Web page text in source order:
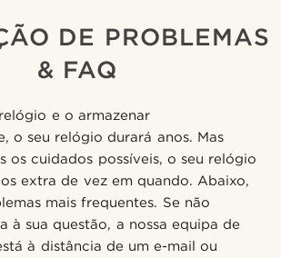
DE PROBLEMAS
& FAQ
e o armazenar
o seu relógio durará anos. Mas
os cuidados possíveis, o seu relógio
extra de vez em quando. Abaixo,
mais frequentes. Se não
à sua questão, a nossa equipa de
à distância de um e-mail ou